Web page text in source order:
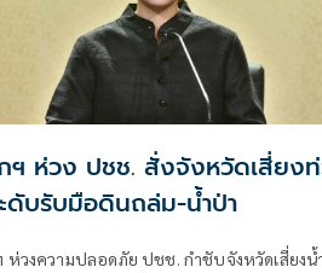
ฯ ห่วง ปชช. สั่งจังหวัดเสี่ยง
ดับรับมือดินถล่ม-น้ำป่า
ห่วงความปลอดภัย ปชช. กำชับจังหวัดเสี่ยงน้